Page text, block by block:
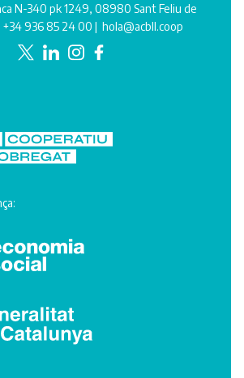
N-340 pk 1249, 08980 Sant Feliu de
+34 936 85 24 00 | hola@acbll.coop